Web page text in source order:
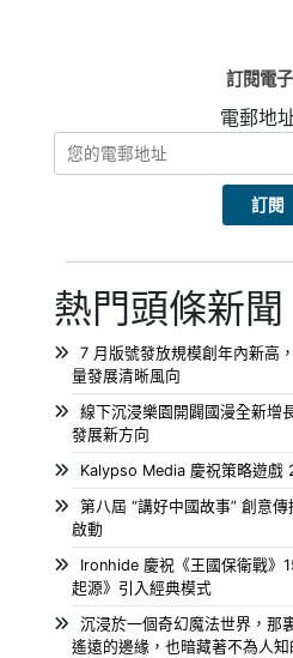
訂閱電
電郵地
熱門頭條新聞
7 月版號發放規模創年內新高
量發展清晰風向
線下沉浸樂園開闢國漫全新增
發展新方向
Kalypso Media 慶祝策略遊
第八屆 “講好中國故事” 創意
啟動
Ironhide 慶祝《王國保衛戰》
起源》引入經典模式
沉浸於一個奇幻魔法世界，那
遙遠的邊緣，也暗藏著不為人